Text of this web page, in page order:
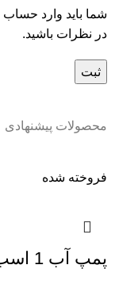
شما باید وارد حساب
در نظرات باشید.
محصولات پیشنهادی
فروخته شده
پمپ آب 1 اسب دو اینچ venzo